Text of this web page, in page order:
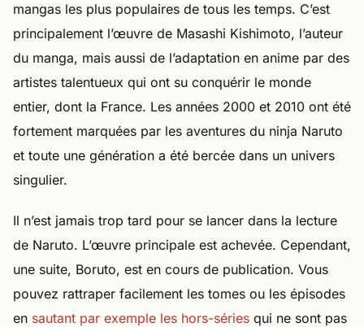
mangas les plus populaires de tous les temps. C’est
principalement l’œuvre de Masashi Kishimoto, l’auteur
du manga, mais aussi de l’adaptation en anime par des
artistes talentueux qui ont su conquérir le monde
entier, dont la France. Les années 2000 et 2010 ont été
fortement marquées par les aventures du ninja Naruto
et toute une génération a été bercée dans un univers
singulier.
Il n’est jamais trop tard pour se lancer dans la lecture
de Naruto. L’œuvre principale est achevée. Cependant,
une suite, Boruto, est en cours de publication. Vous
pouvez rattraper facilement les tomes ou les épisodes
en sautant par exemple les hors-séries qui ne sont pas